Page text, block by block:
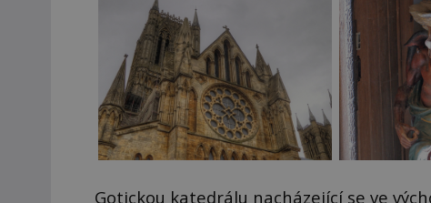
Gotickou katedrálu nacházející se ve